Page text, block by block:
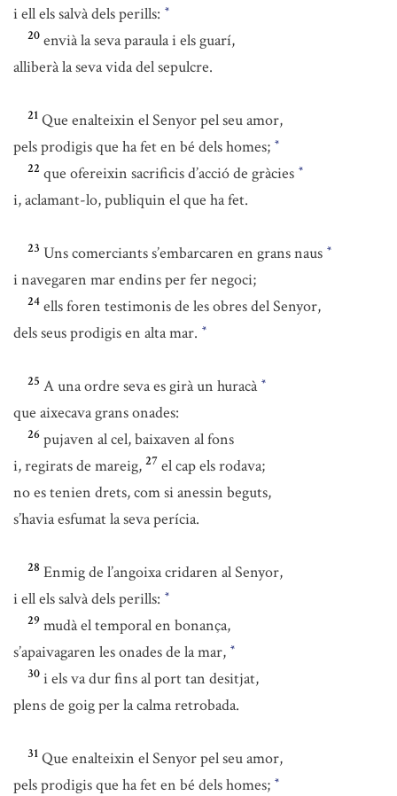
i ell els salvà dels perills: *
20 envià la seva paraula i els guarí,
alliberà la seva vida del sepulcre.
21 Que enalteixin el Senyor pel seu amor,
pels prodigis que ha fet en bé dels homes; *
22 que ofereixin sacrificis d’acció de gràcies *
i, aclamant-lo, publiquin el que ha fet.
23 Uns comerciants s’embarcaren en grans naus *
i navegaren mar endins per fer negoci;
24 ells foren testimonis de les obres del Senyor,
dels seus prodigis en alta mar. *
25 A una ordre seva es girà un huracà *
que aixecava grans onades:
26 pujaven al cel, baixaven al fons
i, regirats de mareig, 27 el cap els rodava;
no es tenien drets, com si anessin beguts,
s’havia esfumat la seva perícia.
28 Enmig de l’angoixa cridaren al Senyor,
i ell els salvà dels perills: *
29 mudà el temporal en bonança,
s’apaivagaren les onades de la mar, *
30 i els va dur fins al port tan desitjat,
plens de goig per la calma retrobada.
31 Que enalteixin el Senyor pel seu amor,
pels prodigis que ha fet en bé dels homes; *